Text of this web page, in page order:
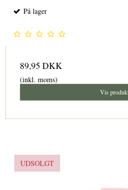
På lager
89,95 DKK
(inkl. moms)
Vis
UDSOLGT